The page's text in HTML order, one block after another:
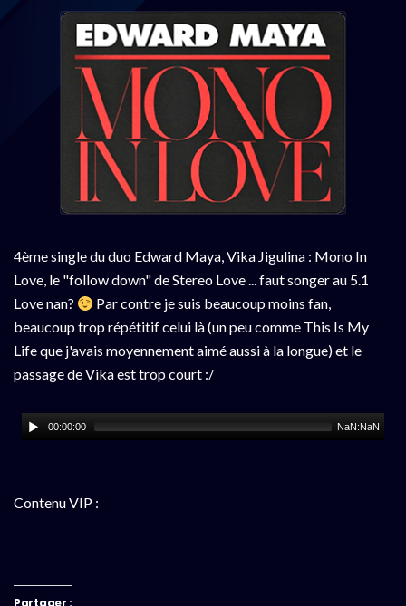
4ème single du duo Edward Maya, Vika Jigulina : Mono In
Love, le "follow down" de Stereo Love ... faut songer au 5.1
Love nan?
Par contre je suis beaucoup moins fan,
beaucoup trop répétitif celui là (un peu comme This Is My
Life que j'avais moyennement aimé aussi à la longue) et le
passage de Vika est trop court :/
00:00:00 NaN:NaN
Contenu VIP :